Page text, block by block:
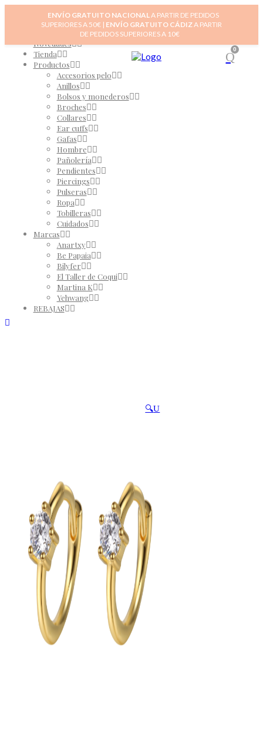
0
Novedades
Tienda
Productos
Accesorios pelo
Anillos
Bolsos y monederos
Broches
Collares
Ear cuffs
Gafas
Hombre
Pañolería
Pendientes
Piercings
Pulseras
Ropa
Tobilleras
Cuidados
Marcas
Anartxy
Be Papaia
Bilyfer
El Taller de Coqui
Martina K
Yehwang
REBAJAS
🔍
ENVÍO GRATUITO NACIONALA PARTIR DE PEDIDOS
SUPERIORES A 50€ | ENVÍO GRATUITO CÁDIZA PARTIR
DE PEDIDOS SUPERIORES A 10€